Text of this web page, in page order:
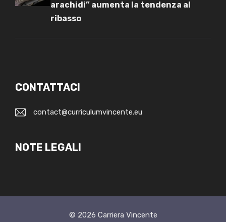
arachidi” aumenta la tendenza al
ribasso
CONTATTACI
contact@curriculumvincente.eu
NOTE LEGALI
© 2026 Carriera Vincente